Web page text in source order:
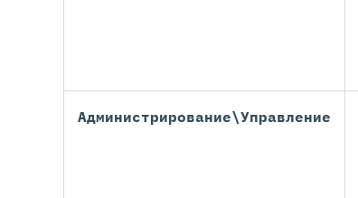
Администрирование\Управление